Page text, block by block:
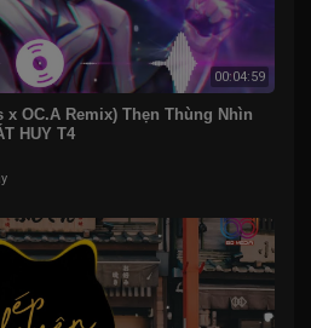
00:04:59
OC.A Remix) Thẹn Thùng Nhìn
HUY T4